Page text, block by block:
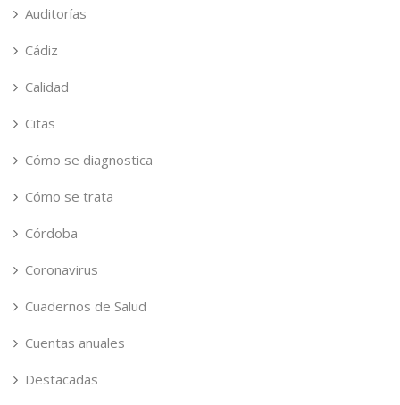
Auditorías
Cádiz
Calidad
Citas
Cómo se diagnostica
Cómo se trata
Córdoba
Coronavirus
Cuadernos de Salud
Cuentas anuales
Destacadas